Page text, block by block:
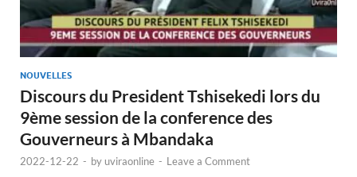
NOUVELLES
Discours du President Tshisekedi lors du
9ème session de la conference des
Gouverneurs à Mbandaka
2022-12-22 - byuviraonline - Leave a Comment